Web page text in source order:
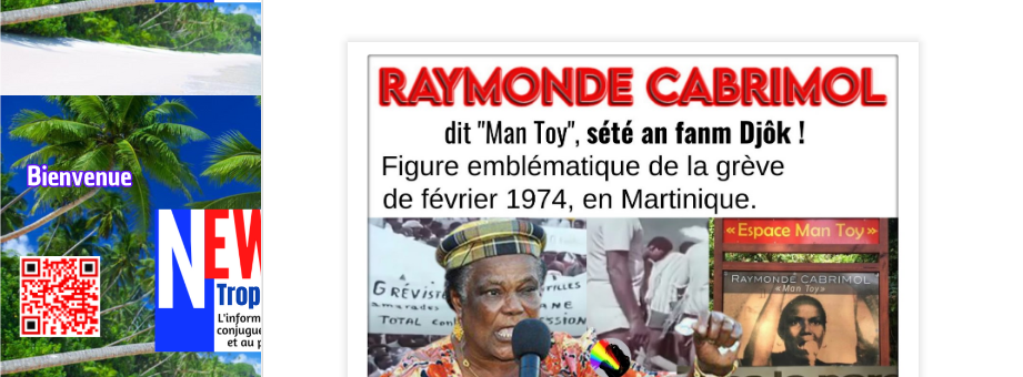
5
Quand le
en lumière
télévision martiniquaise
Zitata TV, la télévision privée
symbolique dans son
national Le Monde lui consacre
saluant l’énergie, la proximité
s’impose désormais comme un
audiovisuel ultramarin.